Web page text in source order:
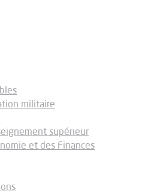
militaire
supérieur
et des Finances